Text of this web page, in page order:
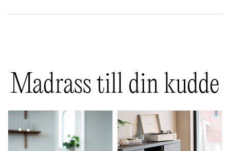
märkta*
Ditt betyg*
Din recension
Madrass till din kudde